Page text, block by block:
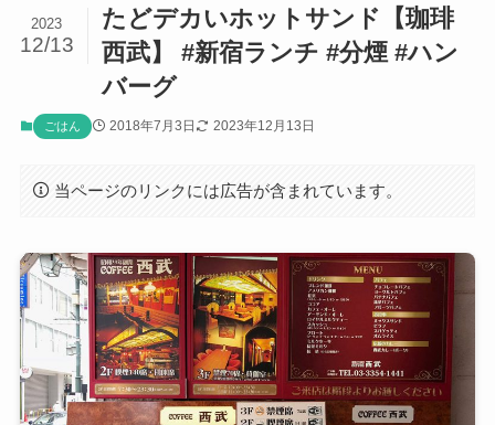
たどデカいホットサンド【珈琲
西武】 #新宿ランチ #分煙 #ハン
バーグ
2023
12/13
ごはん 2018年7月3日 2023年12月13日
当ページのリンクには広告が含まれています。